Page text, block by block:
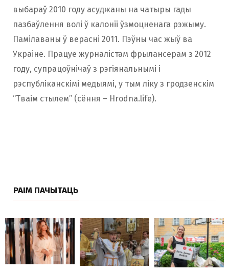
выбараў 2010 году асуджаны на чатыры гады
пазбаўлення волі ў калоніі ўзмоцненага рэжыму.
Памілаваны ў верасні 2011. Пэўны час жыў ва
Украіне. Працуе журналістам ­фрылансерам з 2012
году, супрацоўнічаў з рэгіянальнымі і
рэспубліканскімі медыямі, у тым ліку з гродзенскім
“Тваім стылем” (сёння – Hrodna.life).
РАІМ ПАЧЫТАЦЬ